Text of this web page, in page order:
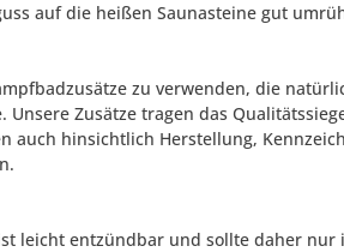
auf die heißen Saunasteine gut
zu verwenden, die
Zusätze tragen das
auch hinsichtlich Herstellung,
leicht entzündbar und sollte daher